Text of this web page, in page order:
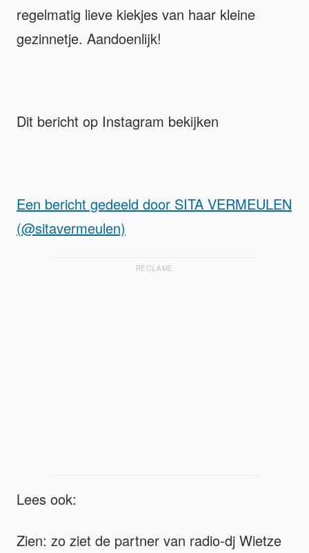
regelmatig lieve kiekjes van haar kleine
gezinnetje. Aandoenlijk!
Dit bericht op Instagram bekijken
Een bericht gedeeld door SITA VERMEULEN
(@sitavermeulen)
RECLAME
Lees ook:
Zien: zo ziet de partner van radio-dj Wietze